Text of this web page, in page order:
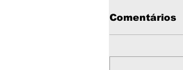
Comentários